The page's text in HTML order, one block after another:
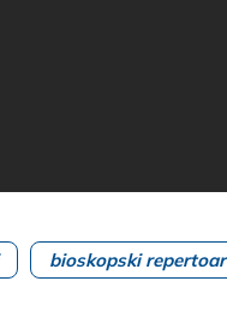
bioskopski repertoar